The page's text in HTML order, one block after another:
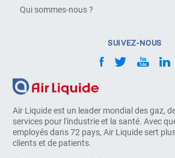
Air Liquide est un leader mondial des gaz,
services pour l'industrie et la santé. Avec
employés dans 72 pays, Air Liquide sert
clients et de patients.
Qui sommes-nous ?
SUIVEZ-NOUS